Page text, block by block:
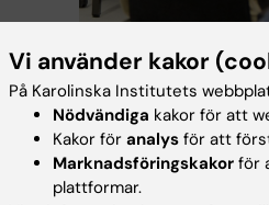
Under sitt besök träffade Bill
Miia Kivipelto, Eric Westman,
Det är inte första
han, tillsammans
Vi använder kakor
På Karolinska Institutets
Nödvändiga kakor för att
Kakor för analys för att
Marknadsföringskakor för
plattformar.